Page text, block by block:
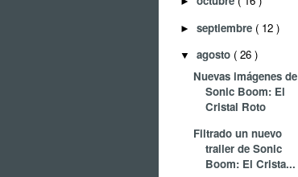
► septiembre ( 12 )
▼ agosto ( 26 )
Nuevas imágenes de
Sonic Boom: El
Cristal Roto
Filtrado un nuevo
trailer de Sonic
Boom: El Crista...